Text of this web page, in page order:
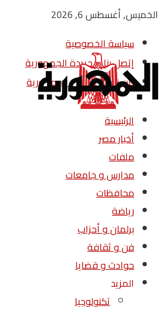
الخميس, أغسطس 6, 2026
سياسة الخصوصية
إتصل بنا – جريدة الجمهورية
من نحن – جريدة الجمهورية
الرئيسية
أخبار مصر
ملفات
مدارس و جامعات
محافظات
رياضة
برلمان و أحزاب
فن و ثقافة
حوادث و قضايا
المزيد
تكنولوجيا